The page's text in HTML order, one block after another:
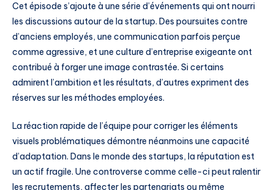
Cet épisode s’ajoute à une série d’événements qui ont nourri
les discussions autour de la startup. Des poursuites contre
d’anciens employés, une communication parfois perçue
comme agressive, et une culture d’entreprise exigeante ont
contribué à forger une image contrastée. Si certains
admirent l’ambition et les résultats, d’autres expriment des
réserves sur les méthodes employées.
La réaction rapide de l’équipe pour corriger les éléments
visuels problématiques démontre néanmoins une capacité
d’adaptation. Dans le monde des startups, la réputation est
un actif fragile. Une controverse comme celle-ci peut ralentir
les recrutements, affecter les partenariats ou même